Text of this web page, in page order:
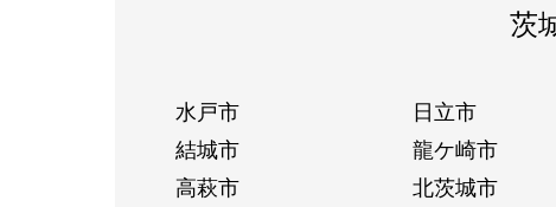
茨
水戸市 日立市
結城市
龍ケ崎市
高萩市
北茨城市